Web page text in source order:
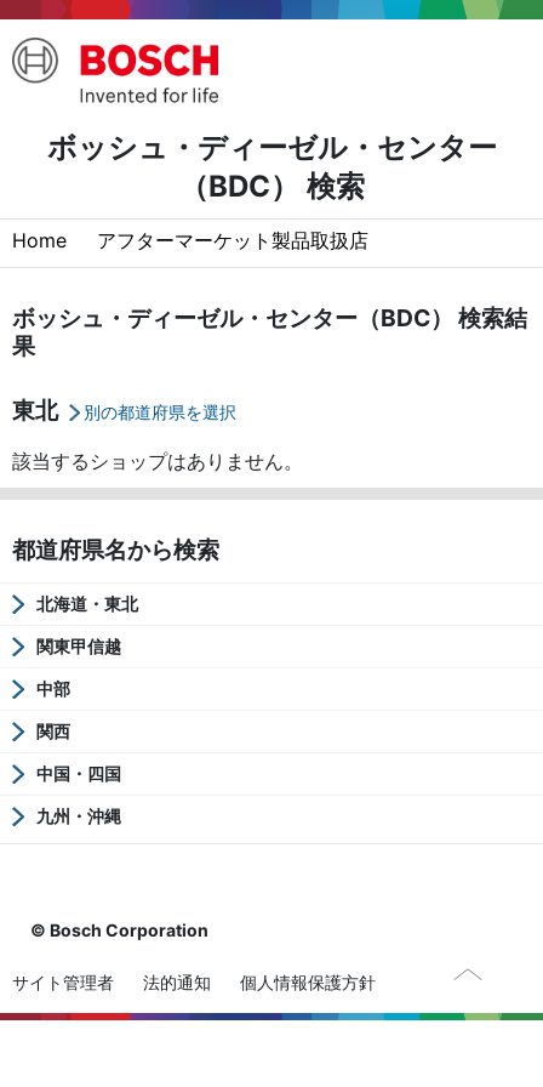
ボッシュ・ディーゼル・センター
（BDC） 検索
Home アフターマーケット製品取扱店
ボッシュ・ディーゼル・センター（BDC） 検索結
果
東北 別の都道府県を選択
該当するショップはありません。
都道府県名から検索
北海道・東北
関東甲信越
中部
関西
中国・四国
九州・沖縄
© Bosch Corporation
サイト管理者 法的通知 個人情報保護方針